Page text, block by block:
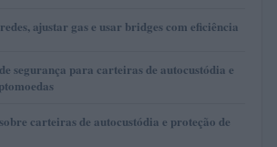
ajustar gas e usar bridges com eficiência
segurança para carteiras de autocustódia e
carteiras de autocustódia e proteção de